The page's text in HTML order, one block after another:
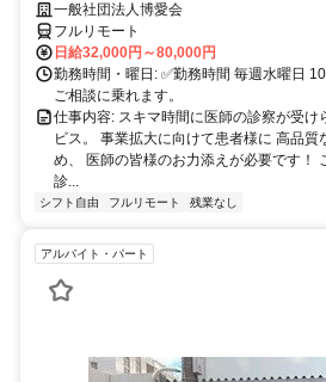
業務一般社団法人博愛会
フルリモート
日給32,000円～80,000円
勤務時間・曜日: ✅勤務時間 毎週水曜日
ご相談に乗れます。
仕事内容: スキマ時間に医師の診察が受け
ビス。 事業拡大に向けて患者様に 高品質
め、 医師の皆様のお力添えが必要です！
診...
シフト自由 フルリモート 残業なし
アルバイト・パート